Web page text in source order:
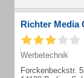
Richter Media
Werbetechnik
Forckenbeckstr.